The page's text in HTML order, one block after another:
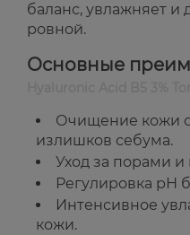
баланс, увлажняет и
ровной.
Основные
Очищение кожи
излишков себума.
Уход за порами
Регулировка рН
Интенсивное
кожи.